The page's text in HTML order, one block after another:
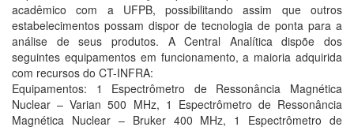
acadêmico com a UFPB, possibilitando assim que outros
estabelecimentos possam dispor de tecnologia de ponta para a
análise de seus produtos. A Central Analítica dispõe dos
seguintes equipamentos em funcionamento, a maioria adquirida
com recursos do CT-INFRA:
Equipamentos: 1 Espectrômetro de Ressonância Magnética
Nuclear – Varian 500 MHz, 1 Espectrômetro de Ressonância
Magnética Nuclear – Bruker 400 MHz, 1 Espectrômetro de